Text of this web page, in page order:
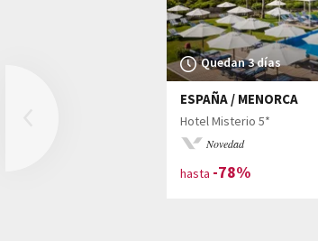
Quedan 3 días
ESPAÑA / MENORCA
Hotel Misterio 5*
Novedad
hasta -78%